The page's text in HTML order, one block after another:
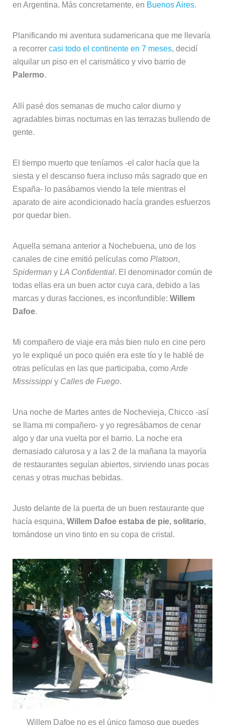
en Argentina. Más concretamente, en Buenos Aires.
Planificando mi aventura sudamericana que me llevaría
a recorrer casi todo el continente en 7 meses, decidí
alquilar un piso en el carismático y vivo barrio de
Palermo.
Allí pasé dos semanas de mucho calor diurno y
agradables birras nocturnas en las terrazas bullendo de
gente.
El tiempo muerto que teníamos -el calor hacía que la
siesta y el descanso fuera incluso más sagrado que en
España- lo pasábamos viendo la tele mientras el
aparato de aire acondicionado hacía grandes esfuerzos
por quedar bien.
Aquella semana anterior a Nochebuena, uno de los
canales de cine emitió películas como Platoon,
Spiderman y LA Confidential. El denominador común de
todas ellas era un buen actor cuya cara, debido a las
marcas y duras facciones, es inconfundible: Willem
Dafoe.
Mi compañero de viaje era más bien nulo en cine pero
yo le expliqué un poco quién era este tío y le hablé de
otras películas en las que participaba, como Arde
Mississippiy Calles de Fuego.
Una noche de Martes antes de Nochevieja, Chicco -así
se llama mi compañero- y yo regresábamos de cenar
algo y dar una vuelta por el barrio. La noche era
demasiado calurosa y a las 2 de la mañana la mayoría
de restaurantes seguían abiertos, sirviendo unas pocas
cenas y otras muchas bebidas.
Justo delante de la puerta de un buen restaurante que
hacía esquina, Willem Dafoe estaba de pie, solitario,
tomándose un vino tinto en su copa de cristal.
Willem Dafoe no es el único famoso que puedes